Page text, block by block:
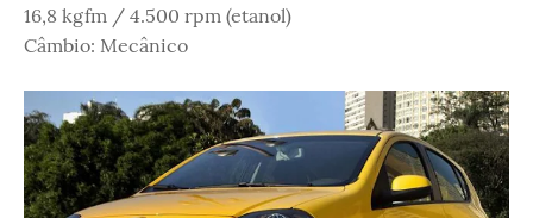
16,8 kgfm / 4.500 rpm (etanol)
Câmbio: Mecânico